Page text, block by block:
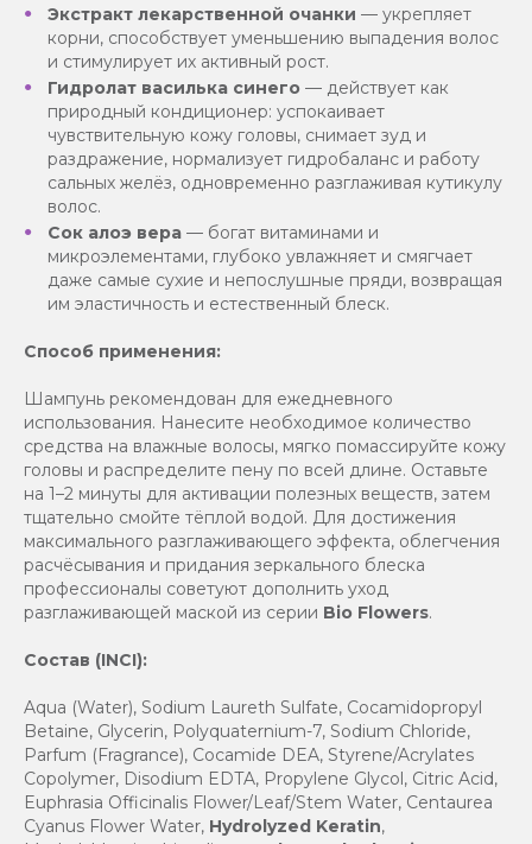
Экстракт лекарственной очанки — укрепляет
корни, способствует уменьшению выпадения волос
и стимулирует их активный рост.
Гидролат василька синего — действует как
природный кондиционер: успокаивает
чувствительную кожу головы, снимает зуд и
раздражение, нормализует гидробаланс и работу
сальных желёз, одновременно разглаживая кутикулу
волос.
Сок алоэ вера — богат витаминами и
микроэлементами, глубоко увлажняет и смягчает
даже самые сухие и непослушные пряди, возвращая
им эластичность и естественный блеск.
Способ применения:
Шампунь рекомендован для ежедневного
использования. Нанесите необходимое количество
средства на влажные волосы, мягко помассируйте кожу
головы и распределите пену по всей длине. Оставьте
на 1–2 минуты для активации полезных веществ, затем
тщательно смойте тёплой водой. Для достижения
максимального разглаживающего эффекта, облегчения
расчёсывания и придания зеркального блеска
профессионалы советуют дополнить уход
разглаживающей маской из серии Bio Flowers.
Состав (INCI):
Aqua (Water), Sodium Laureth Sulfate, Cocamidopropyl
Betaine, Glycerin, Polyquaternium-7, Sodium Chloride,
Parfum (Fragrance), Cocamide DEA, Styrene/Acrylates
Copolymer, Disodium EDTA, Propylene Glycol, Citric Acid,
Euphrasia Officinalis Flower/Leaf/Stem Water, Centaurea
Cyanus Flower Water, Hydrolyzed Keratin,